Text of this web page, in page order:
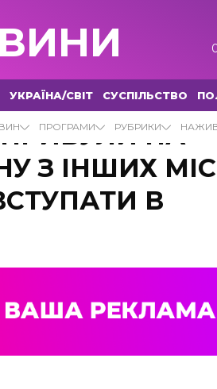
УКРАЇНА/СВІТ СУСПІЛЬСТВО
ПРОГРАМИ РУБРИКИ
ПРИБУЛИ НА
З ІНШИХ
В